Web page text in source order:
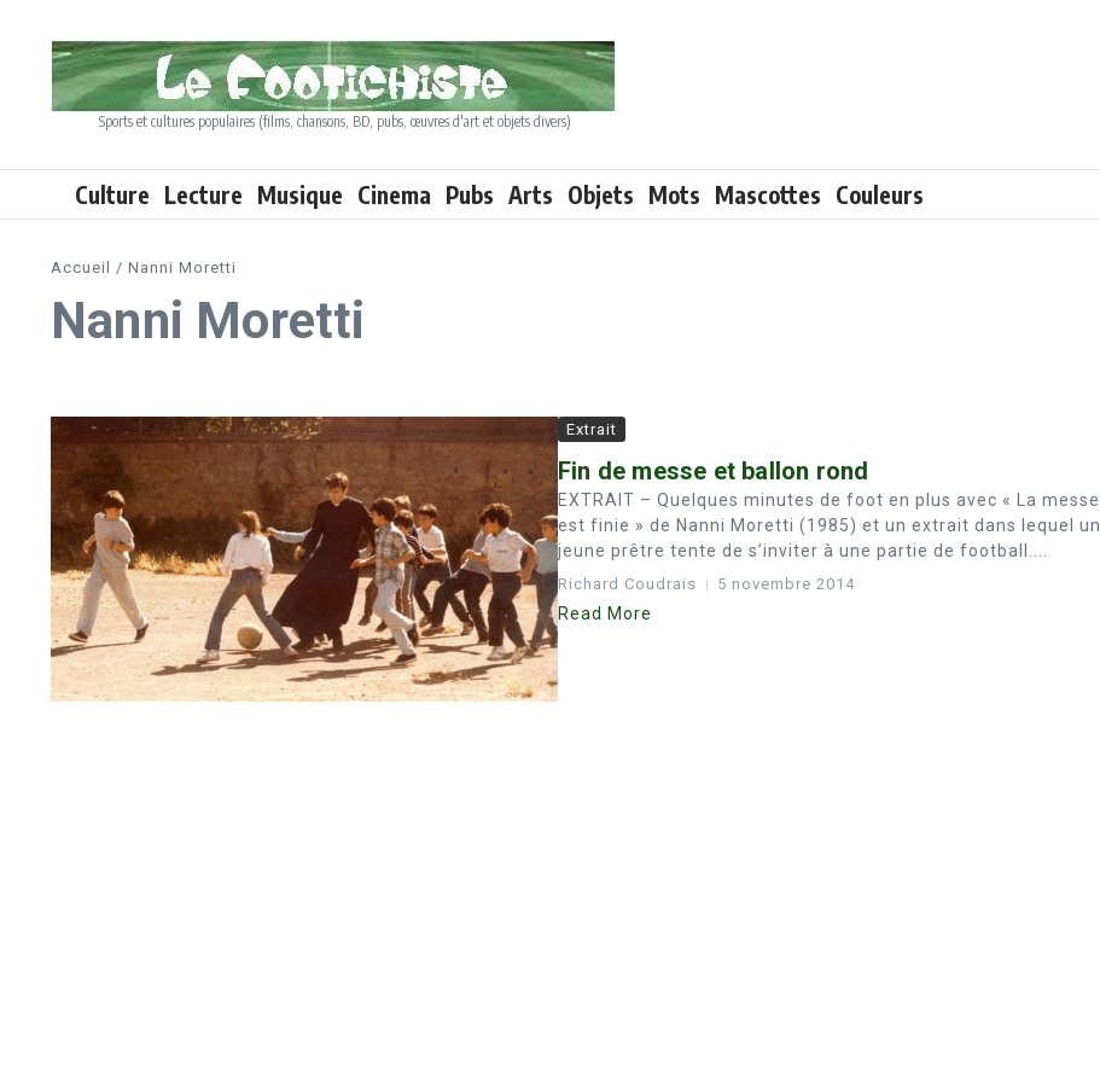
Sports et cultures populaires (films, chansons, BD, pubs, œuvres d'art et objets divers)
Culture Lecture Musique Cinema Pubs Arts Objets Mots Mascottes Couleurs
Accueil / Nanni Moretti
Nanni Moretti
Extrait
Fin de messe et ballon rond
EXTRAIT – Quelques minutes de foot en plus avec « La messe
est finie » de Nanni Moretti (1985) et un extrait dans lequel un
jeune prêtre tente de s’inviter à une partie de football....
Richard Coudrais 5 novembre 2014
Read More